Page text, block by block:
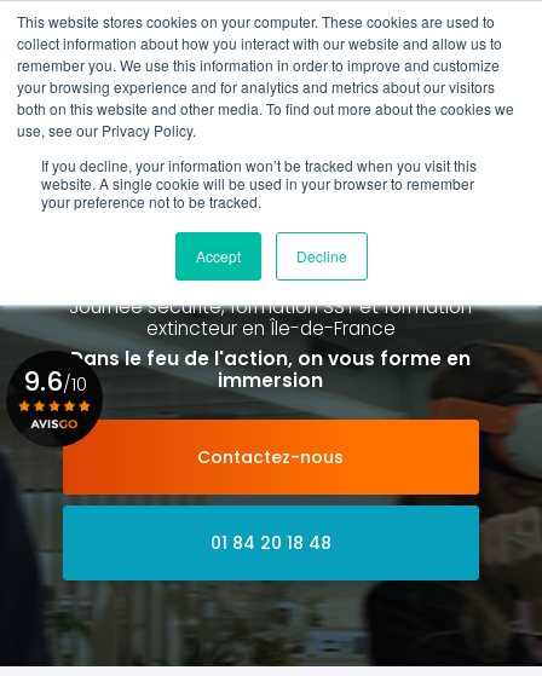
This website stores cookies on your computer. These cookies are used to
collect information about how you interact with our website and allow us to
remember you. We use this information in order to improve and customize
your browsing experience and for analytics and metrics about our visitors
both on this website and other media. To find out more about the cookies we
use, see our Privacy Policy.
If you decline, your information won’t be tracked when you visit this
website. A single cookie will be used in your browser to remember
your preference not to be tracked.
Accept Decline
Aller
au
contenu
principal
01 84 20 18 48
Spécialiste de la formation SST et
de la Formation Incendie
à Paris La Défense depuis 2015
Journée sécurité, formation SST et formation
extincteuren Île-de-France
Dans le feu de l'action, on vous forme en
immersion
Contactez-nous
01 84 20 18 48
9.6/10
Voir le certificat